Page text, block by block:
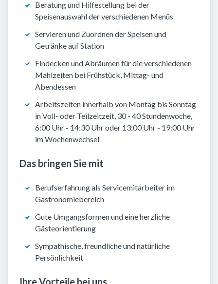
Beratung und Hilfestellung bei der
Speisenauswahl der verschiedenen Menüs
Servieren und Zuordnen der Speisen und
Getränke auf Station
Eindecken und Abräumen für die verschiedenen
Mahlzeiten bei Frühstück, Mittag- und
Abendessen
Arbeitszeiten innerhalb von Montag bis Sonntag
in Voll- oder Teilzeitzeit, 30 - 40 Stundenwoche,
6:00 Uhr - 14:30 Uhr oder 13:00 Uhr - 19:00 Uhr
im Wochenwechsel
Das bringen Sie mit
Berufserfahrung als Servicemitarbeiter im
Gastronomiebereich
Gute Umgangsformen und eine herzliche
Gästeorientierung
Sympathische, freundliche und natürliche
Persönlichkeit
Ihre Vorteile bei uns